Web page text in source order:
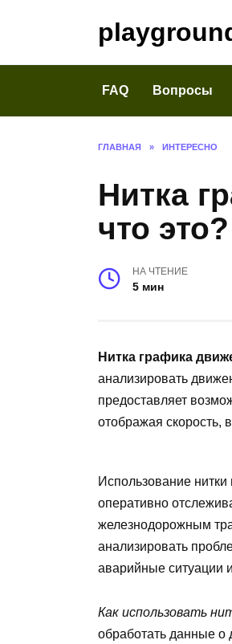
FAQ Вопросы
ГЛАВНАЯ » ИНТЕРЕСНО
Нитка
что это?
НА ЧТЕНИЕ
5 мин
Нитка графика
анализировать
предоставляет
отображая скорость,
Использование
оперативно
железнодорожным
анализировать
аварийные ситуации
Как использовать
обработать данные о